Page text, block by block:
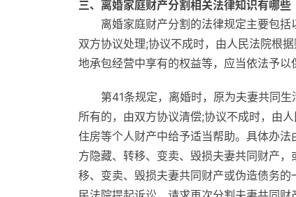
三、离婚家庭财产分割相关法律知识有哪些
离婚家庭财产分割的法律规定主要包
双方协议处理;协议不成时，由人民法院根
地承包经营中享有的权益等，应当依法予以
第41条规定，离婚时，原为夫妻共同
所有的，由双方协议清偿;协议不成时，由
住房等个人财产中给予适当帮助。具体办
方隐藏、转移、变卖、毁损夫妻共同财产
移、变卖、毁损夫妻共同财产或伪造债务